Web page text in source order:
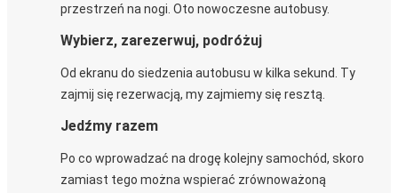
przestrzeń na nogi. Oto nowoczesne autobusy.
Wybierz, zarezerwuj, podróżuj
Od ekranu do siedzenia autobusu w kilka sekund. Ty
zajmij się rezerwacją, my zajmiemy się resztą.
Jedźmy razem
Po co wprowadzać na drogę kolejny samochód, skoro
zamiast tego można wspierać zrównoważoną